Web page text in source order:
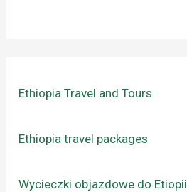
Ethiopia Travel and Tours
Ethiopia travel packages
Wycieczki objazdowe do Etiopii